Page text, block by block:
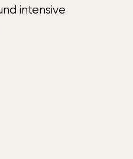
intensive